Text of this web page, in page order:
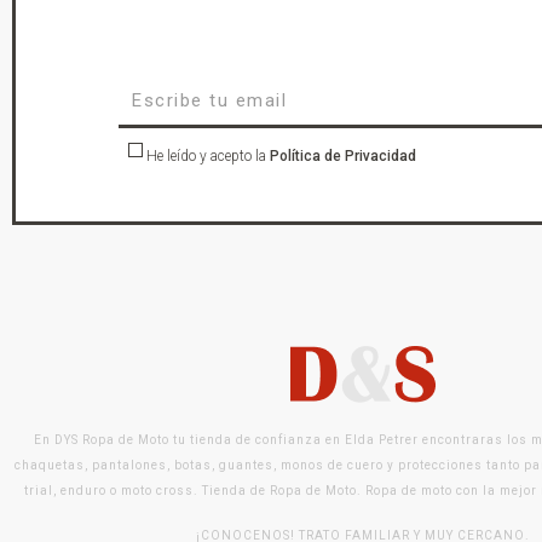
He leído y acepto la Política de Privacidad
En DYS Ropa de Moto tu tienda de confianza en Elda Petrer encontraras los
chaquetas, pantalones, botas, guantes, monos de cuero y protecciones tanto
trial, enduro o moto cross. Tienda de Ropa de Moto. Ropa de moto con la
¡CONOCENOS! TRATO FAMILIAR Y MUY CERCANO.